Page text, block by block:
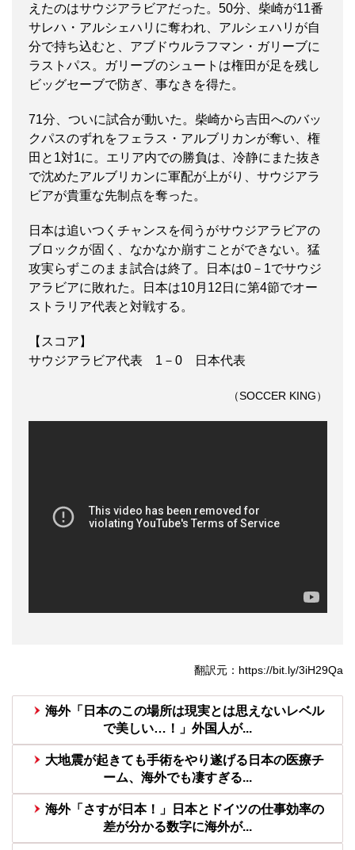
えたのはサウジアラビアだった。50分、柴崎が11番
サレハ・アルシェハリに奪われ、アルシェハリが自
分で持ち込むと、アブドウルラフマン・ガリーブに
ラストパス。ガリーブのシュートは権田が足を残し
ビッグセーブで防ぎ、事なきを得た。
71分、ついに試合が動いた。柴崎から吉田へのバッ
クパスのずれをフェラス・アルブリカンが奪い、権
田と1対1に。エリア内での勝負は、冷静にまた抜き
で沈めたアルブリカンに軍配が上がり、サウジアラ
ビアが貴重な先制点を奪った。
日本は追いつくチャンスを伺うがサウジアラビアの
ブロックが固く、なかなか崩すことができない。猛
攻実らずこのまま試合は終了。日本は0－1でサウジ
アラビアに敗れた。日本は10月12日に第4節でオー
ストラリア代表と対戦する。
【スコア】
サウジアラビア代表 1－0 日本代表
（SOCCER KING）
翻訳元：https://bit.ly/3iH29Qa
海外「日本のこの場所は現実とは思えないレベル
で美しい…！」外国人が...
大地震が起きても手術をやり遂げる日本の医療チ
ーム、海外でも凄すぎる...
海外「さすが日本！」日本とドイツの仕事効率の
差が分かる数字に海外が...